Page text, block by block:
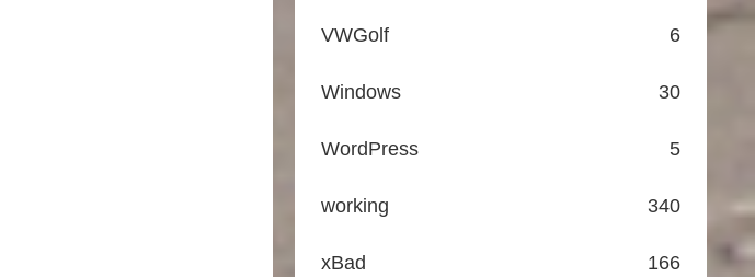
VWGolf 6
Windows 30
WordPress 5
working 340
xBad 166